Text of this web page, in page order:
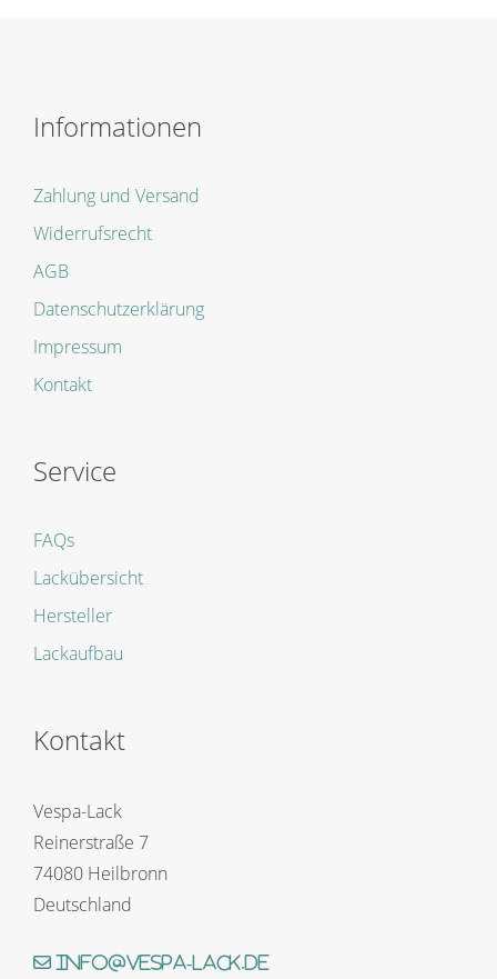
Informationen
Zahlung und Versand
Widerrufsrecht
AGB
Datenschutzerklärung
Impressum
Kontakt
Service
FAQs
Lackübersicht
Hersteller
Lackaufbau
Kontakt
Vespa-Lack
Reinerstraße 7
74080 Heilbronn
Deutschland
info@vespa-lack.de